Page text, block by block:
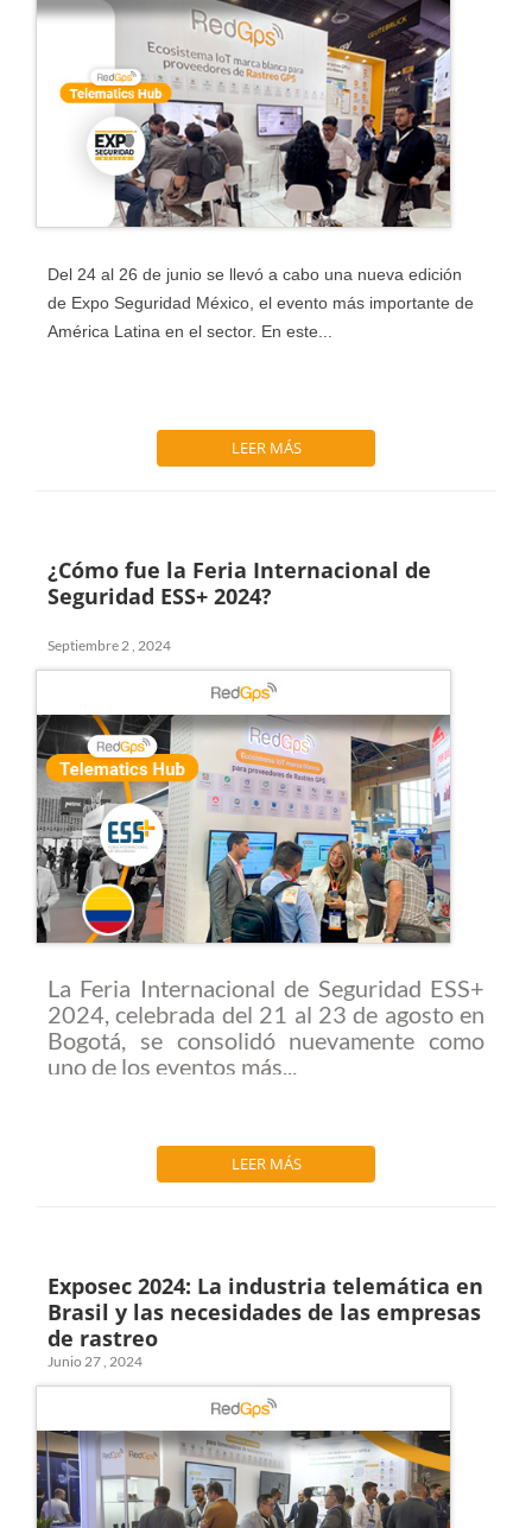
Del 24 al 26 de junio se llevó a cabo una nueva edición
de Expo Seguridad México, el evento más importante de
América Latina en el sector. En este...
LEER MÁS
¿Cómo fue la Feria Internacional de
Seguridad ESS+ 2024?
Septiembre 2 , 2024
La Feria Internacional de Seguridad ESS+
2024, celebrada del 21 al 23 de agosto en
Bogotá, se consolidó nuevamente como
uno de los eventos más...
LEER MÁS
Exposec 2024: La industria telemática en
Brasil y las necesidades de las empresas
de rastreo
Junio 27 , 2024